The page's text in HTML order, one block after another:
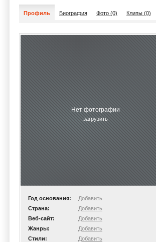
Профиль Биография Фото (0) Клипы (0)
Нет фотографии
загрузить
Год основания:
Добавить
Страна:
Добавить
Веб-сайт:
Добавить
Жанры:
Добавить
Стили:
Добавить